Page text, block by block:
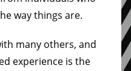
way things are.
many others, and
experience is the